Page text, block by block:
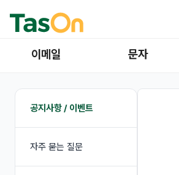
이메일 문자
공지사항 / 이벤트
자주 묻는 질문